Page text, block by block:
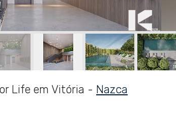
Life em Vitória - Nazca